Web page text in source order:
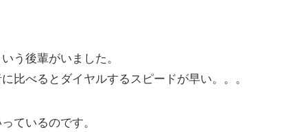
う後輩がいました。
比べるとダイヤルするスピードが早い。。。
ているのです。